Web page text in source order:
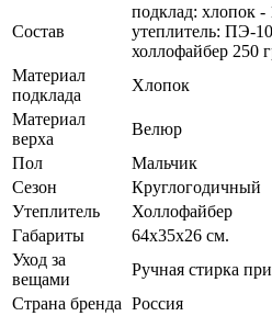
Состав
подклад: хлопок
утеплитель: ПЭ-
холлофайбер 250
Материал
подклада
Хлопок
Материал
верха
Велюр
Пол
Мальчик
Сезон
Круглогодичный
Утеплитель
Холлофайбер
Габариты
64х35х26 см.
Уход за
вещами
Ручная стирка
Страна бренда Россия